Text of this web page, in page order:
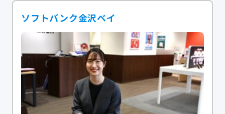
ソフトバンク金沢ベイ